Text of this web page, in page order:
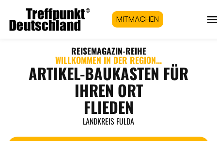
MITMACHEN
REISEMAGAZIN-REIHE
WILLKOMMEN IN DER REGION...
ARTIKEL-BAUKASTEN FÜR
IHREN ORT
FLIEDEN
LANDKREIS FULDA